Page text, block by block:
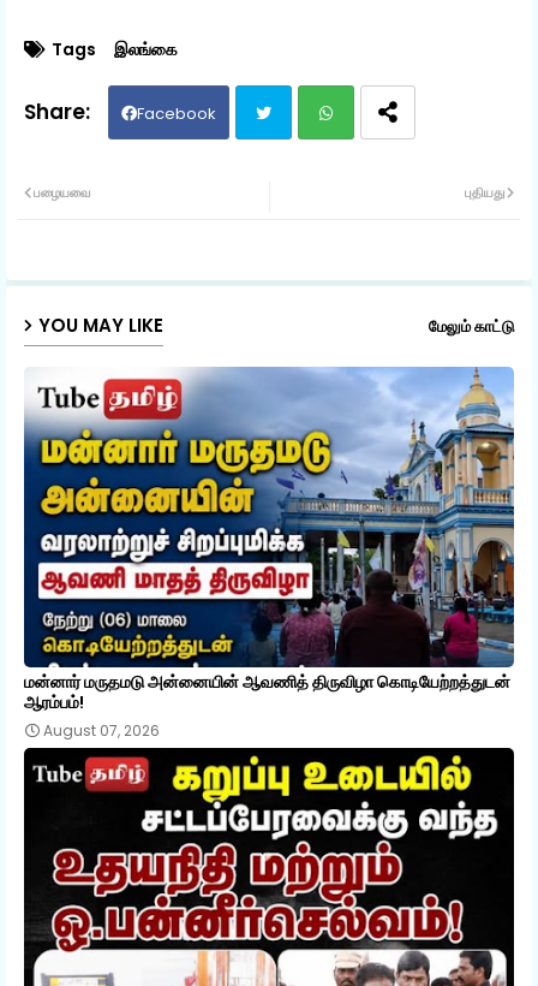
Tags இலங்கை
Facebook
ap
புதியது
பழையவை
YOU MAY LIKE மேலும் காட்டு
மன்னார் மருதமடு அன்னையின் ஆவணித் திருவிழா கொடியேற்றத்துடன்
ஆரம்பம்!
August 07, 2026